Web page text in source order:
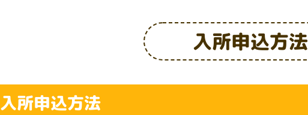
入所申込方法
入所申込方法